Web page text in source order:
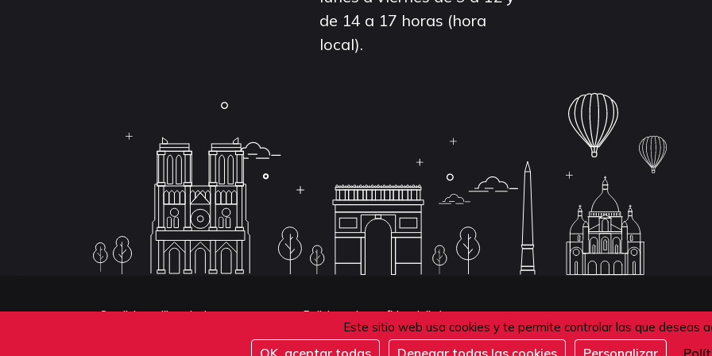
Este sitio web usa cookies y te permite controlar las que deseas
OK, aceptar todas Denegar todas las cookies Personalizar
de 14 a 17 horas (hora
local).
Conditions d'inscription aux examens
Politique de confidentialité
Conditions générales de vente